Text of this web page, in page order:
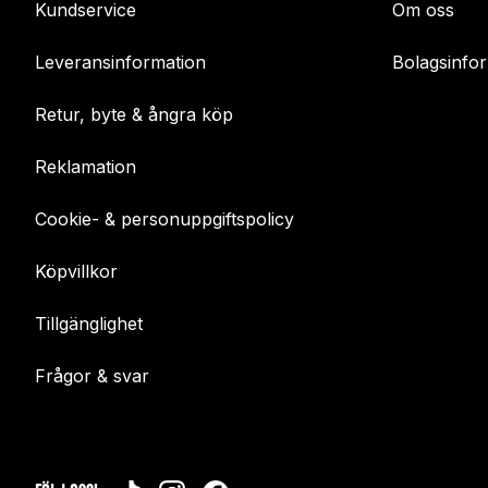
Kundservice
Leveransinformation
Retur, byte & ångra köp
Reklamation
Cookie- & personuppgiftspolicy
Köpvillkor
Tillgänglighet
Frågor & svar
Om oss